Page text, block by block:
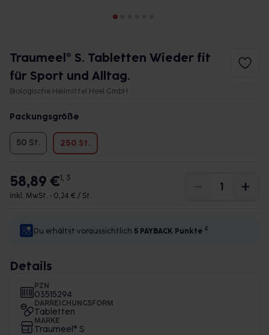
Traumeel® S. Tabletten Wieder fit
für Sport und Alltag.
Biologische Heilmittel Heel GmbH
Packungsgröße
50 St. 250 St.
58,89 €1, 3
inkl. MwSt. • 0,24 € / St.
Du erhältst voraussichtlich 5 PAYBACK Punkte 4
Details
PZN
03515294
DARREICHUNGSFORM
Tabletten
MARKE
Traumeel® S